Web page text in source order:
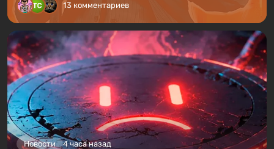
13 комментариев
Новости 4 часа назад